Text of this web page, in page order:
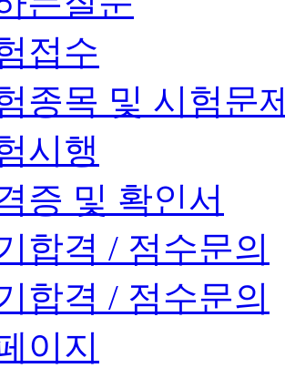
접수
종목 및 시험문
시행
증 및 확인서
합격 / 점수문의
합격 / 점수문의
이지